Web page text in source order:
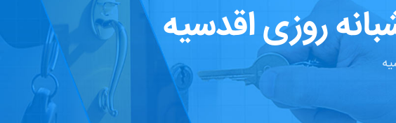
روزی اقدسیه